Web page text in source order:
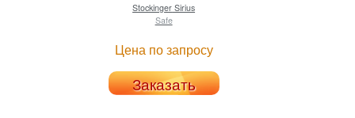
Stockinger Sirius
Safe
Цена по запросу
Заказать